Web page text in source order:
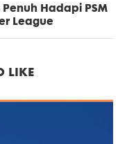
Hadapi PSM
League
LIKE